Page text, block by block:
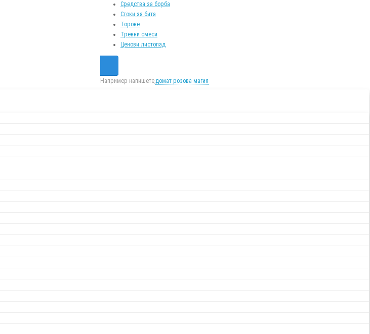
Средства за борба
Стоки за бита
Торове
Тревни смеси
Ценови листопад
Например напишете,домат розова магия